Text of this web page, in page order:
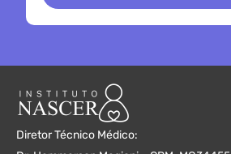
Diretor Técnico Médico: